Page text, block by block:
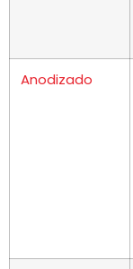
Anodizado